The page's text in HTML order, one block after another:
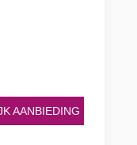
AANBIEDING